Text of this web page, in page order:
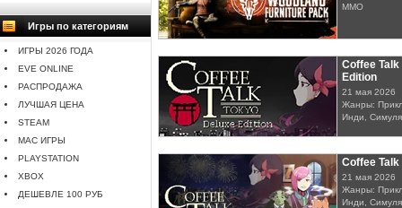
Игры по категориям
ИГРЫ 2026 ГОДА
EVE ONLINE
РАСПРОДАЖА
ЛУЧШАЯ ЦЕНА
STEAM
MAC ИГРЫ
PLAYSTATION
XBOX
ДЕШЕВЛЕ 100 РУБ
MMO
Coffee
Edition
21 мая 2026
Жанры:
Инди,
Coffee Talk
21 мая 2026
Жанры:
Инди,